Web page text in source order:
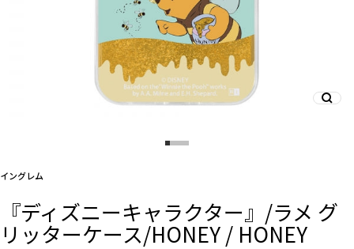
デザインから探す
事業内容
イングレム
『ディズニーキャラクター』/ラメ グ
リッターケース/HONEY / HONEY